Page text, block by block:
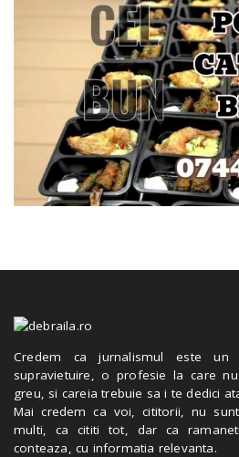
Credem ca jurnalismul este
supravietuire, o profesie la care
greu, si careia trebuie sa i te dedici
Mai credem ca voi, cititorii, nu
multi, ca cititi tot, dar ca
conteaza, cu informatia relevanta.